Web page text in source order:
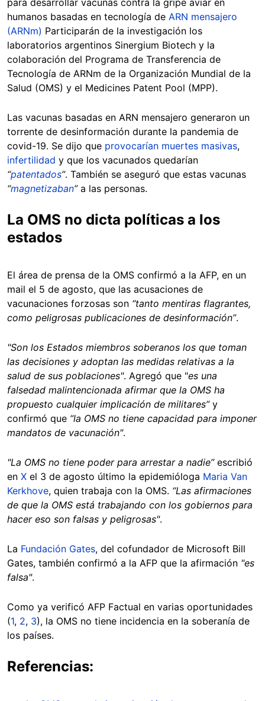
para desarrollar vacunas contra la gripe aviar en
humanos basadas en tecnología de ARN mensajero
(ARNm) Participarán de la investigación los
laboratorios argentinos Sinergium Biotech y la
colaboración del Programa de Transferencia de
Tecnología de ARNm de la Organización Mundial de la
Salud (OMS) y el Medicines Patent Pool (MPP).
Las vacunas basadas en ARN mensajero generaron un
torrente de desinformación durante la pandemia de
covid-19. Se dijo que provocarían muertes masivas,
infertilidad y que los vacunados quedarían
“patentados”. También se aseguró que estas vacunas
“magnetizaban”a las personas.
La OMS no dicta políticas a los
estados
El área de prensa de la OMS confirmó a la AFP, en un
mail el 5 de agosto, que las acusaciones de
vacunaciones forzosas son “tanto mentiras flagrantes,
como peligrosas publicaciones de desinformación”.
"Son los Estados miembros soberanos los que toman
las decisiones y adoptan las medidas relativas a la
salud de sus poblaciones". Agregó que "es una
falsedad malintencionada afirmar que la OMS ha
propuesto cualquier implicación de militares”y
confirmó que “la OMS no tiene capacidad para imponer
mandatos de vacunación".
"La OMS no tiene poder para arrestar a nadie”escribió
en X el 3 de agosto último la epidemióloga Maria Van
Kerkhove, quien trabaja con la OMS. “Las afirmaciones
de que la OMS está trabajando con los gobiernos para
hacer eso son falsas y peligrosas".
La Fundación Gates, del cofundador de Microsoft Bill
Gates, también confirmó a la AFP que la afirmación "es
falsa".
Como ya verificó AFP Factual en varias oportunidades
(1, 2, 3), la OMS no tiene incidencia en la soberanía de
los países.
Referencias: